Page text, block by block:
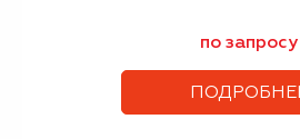
по запросу